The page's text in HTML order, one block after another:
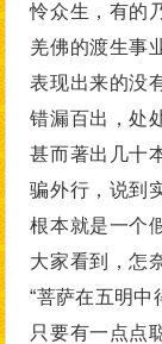
怜众生，有的
羌佛的渡生事
表现出来的没
错漏百出，处
甚而著出几十
骗外行，说到
根本就是一个
大家看到，怎
“菩萨在五明中
只要有一点点